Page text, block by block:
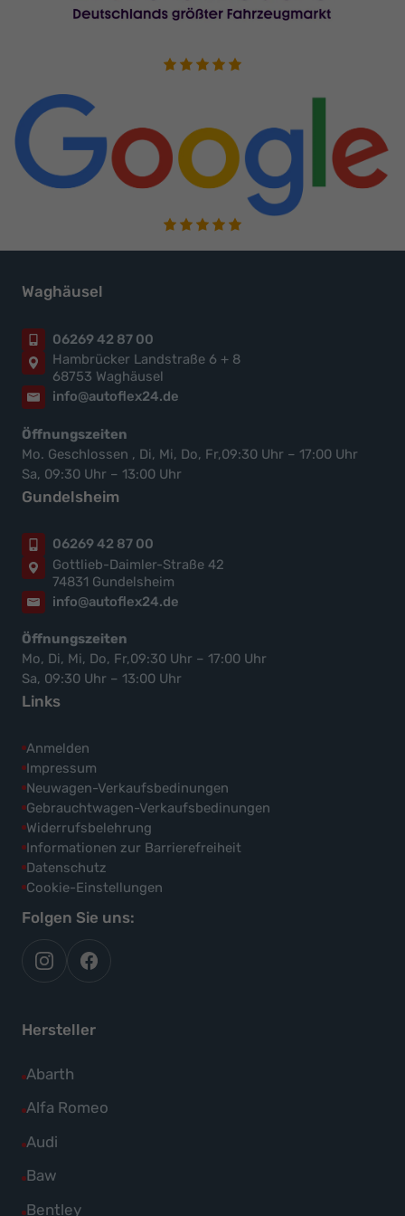
Waghäusel
06269 42 87 00
Hambrücker Landstraße 6 + 8
68753 Waghäusel
info@autoflex24.de
Öffnungszeiten
Mo. Geschlossen , Di, Mi, Do, Fr,09:30 Uhr – 17:00 Uhr
Sa, 09:30 Uhr – 13:00 Uhr
Gundelsheim
06269 42 87 00
Gottlieb-Daimler-Straße 42
74831 Gundelsheim
info@autoflex24.de
Öffnungszeiten
Mo, Di, Mi, Do, Fr,09:30 Uhr – 17:00 Uhr
Sa, 09:30 Uhr – 13:00 Uhr
Links
Anmelden
Impressum
Neuwagen-Verkaufsbedinungen
Gebrauchtwagen-Verkaufsbedinungen
Widerrufsbelehrung
Informationen zur Barrierefreiheit
Datenschutz
Cookie-Einstellungen
Folgen Sie uns:
autoflex
auf
autoflex24
auf
Hersteller
Abarth
Alle
Fahrzeuge
Abarth
anzeigen
Alfa Romeo
Alle
Fahrzeuge
Alfa
Audi
Alle
Fahrzeuge
Baw
Alle
Fahrzeuge
Bentley
Alle